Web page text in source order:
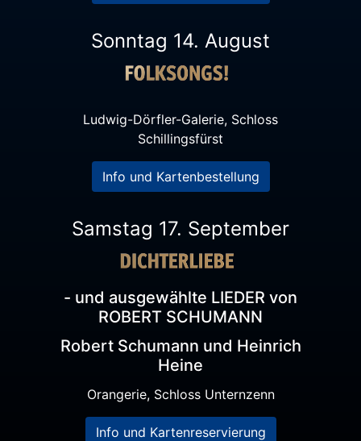
Sonntag 14. August
Ludwig-Dörfler-Galerie, Schloss
Schillingsfürst
Info und Kartenbestellung
Samstag 17. September
- und ausgewählte LIEDER von
ROBERT SCHUMANN
Robert Schumann und Heinrich
Heine
Orangerie, Schloss Unternzenn
Info und Kartenreservierung